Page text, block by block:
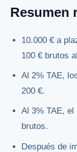
Resumen
10.000 € a
100 € brutos
Al 2% TAE,
200 €.
Al 3% TAE,
brutos.
Después de